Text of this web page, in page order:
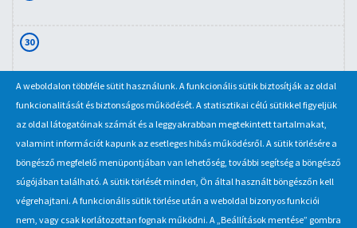
30
31
A weboldalon többféle sütit használunk. A funkcionális sütik biztosítják az oldal
funkcionalitását és biztonságos működését. A statisztikai célú sütikkel figyeljük
az oldal látogatóinak számát és a leggyakrabban megtekintett tartalmakat,
valamint információt kapunk az esetleges hibás működésről. A sütik törlésére a
böngésző megfelelő menüpontjában van lehetőség, további segítség a böngésző
súgójában található. A sütik törlését minden, Ön által használt böngészőn kell
végrehajtani. A funkcionális sütik törlése után a weboldal bizonyos funkciói
nem, vagy csak korlátozottan fognak működni. A „Beállítások mentése” gombra